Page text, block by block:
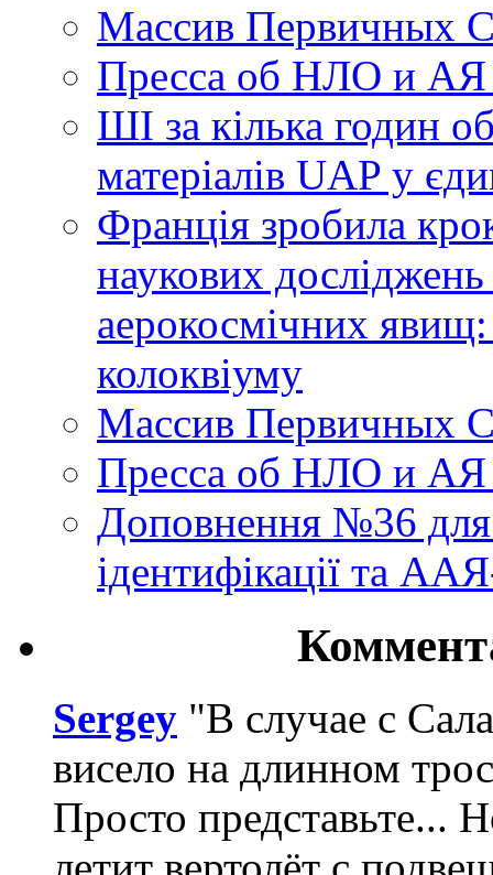
Массив Первичных
Пресса об НЛО и
ШІ за кілька годин
матеріалів UAP у
Франція зробила
наукових
аерокосмічних
колоквіуму
Массив Первичных
Пресса об НЛО и
Доповнення №36
ідентифікації та
Sergey "В случае с
висело на длинном
Просто представьте...